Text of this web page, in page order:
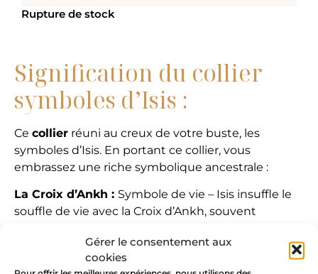
Gérer le consentement aux
cookies
Rupture de stock
Signification du collier
symboles d’Isis :
Ce collier réuni au creux de votre buste, les
symboles d’Isis. En portant ce collier, vous
embrassez une riche symbolique ancestrale :
La Croix d’Ankh : Symbole de vie – Isis insuffle le
souffle de vie avec la Croix d’Ankh, souvent
ouvre les passages vers de nouvelles dimensions,
renouvelant continuellement votre énergie vitale.